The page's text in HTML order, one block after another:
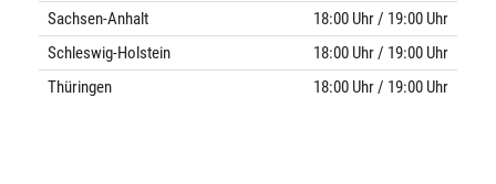
Sachsen-Anhalt
18:00 Uhr / 19:00 Uhr
Schleswig-Holstein
18:00 Uhr / 19:00 Uhr
Thüringen
18:00 Uhr / 19:00 Uhr